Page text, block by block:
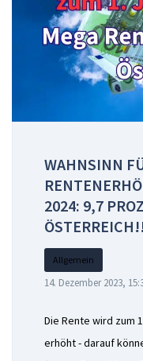
WAHNSINN
2024: 9,7
Allgemein
14. Dezember 2023,
Die Rente wird zum
erhöht - darauf